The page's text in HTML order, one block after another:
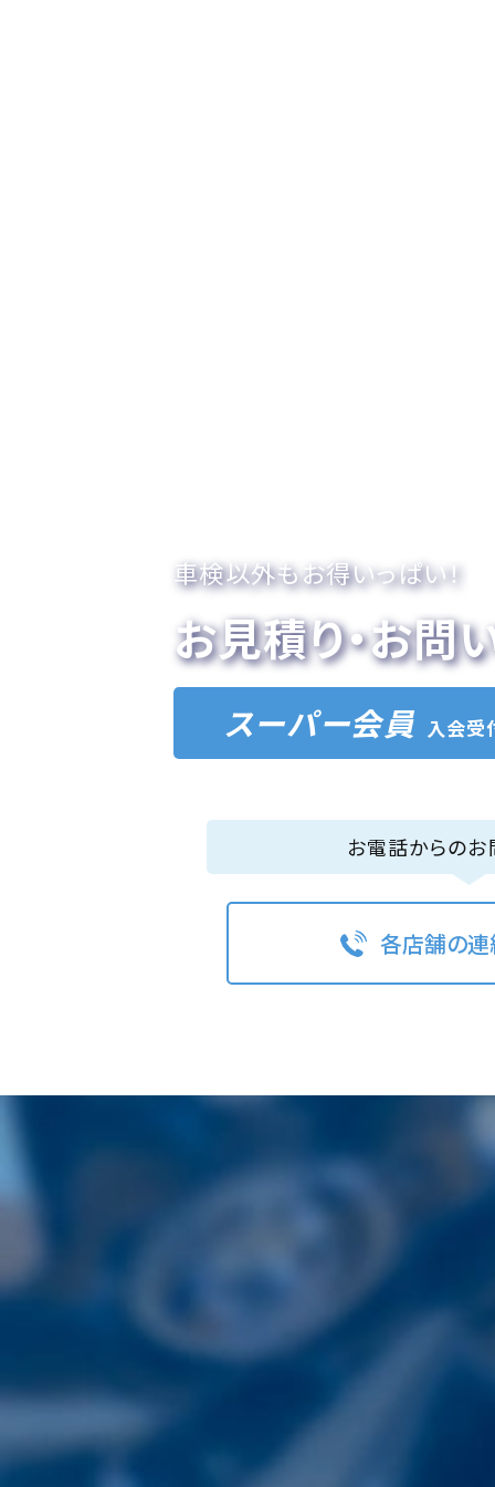
車検以外もお得いっぱい！
お見積り・お問
スーパー会員 入会受
お電話からの
各店舗の
熊本県熊本市中央区本山4丁目3番7号
TEL.096-352-8177 08:30~17:30（土日祝休）